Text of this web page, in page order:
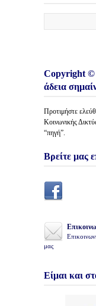
Copyright ©
άδεια
Προτιμήστε
Κοινωνικής
“πηγή”.
Βρείτε μας
μας
Είμαι και